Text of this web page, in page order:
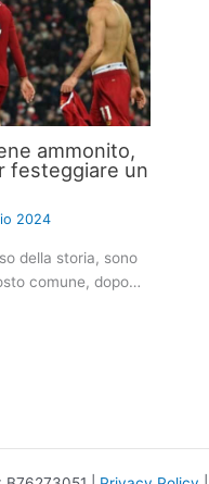
ammonito,
festeggiare un
2024
della storia, sono
comune, dopo…